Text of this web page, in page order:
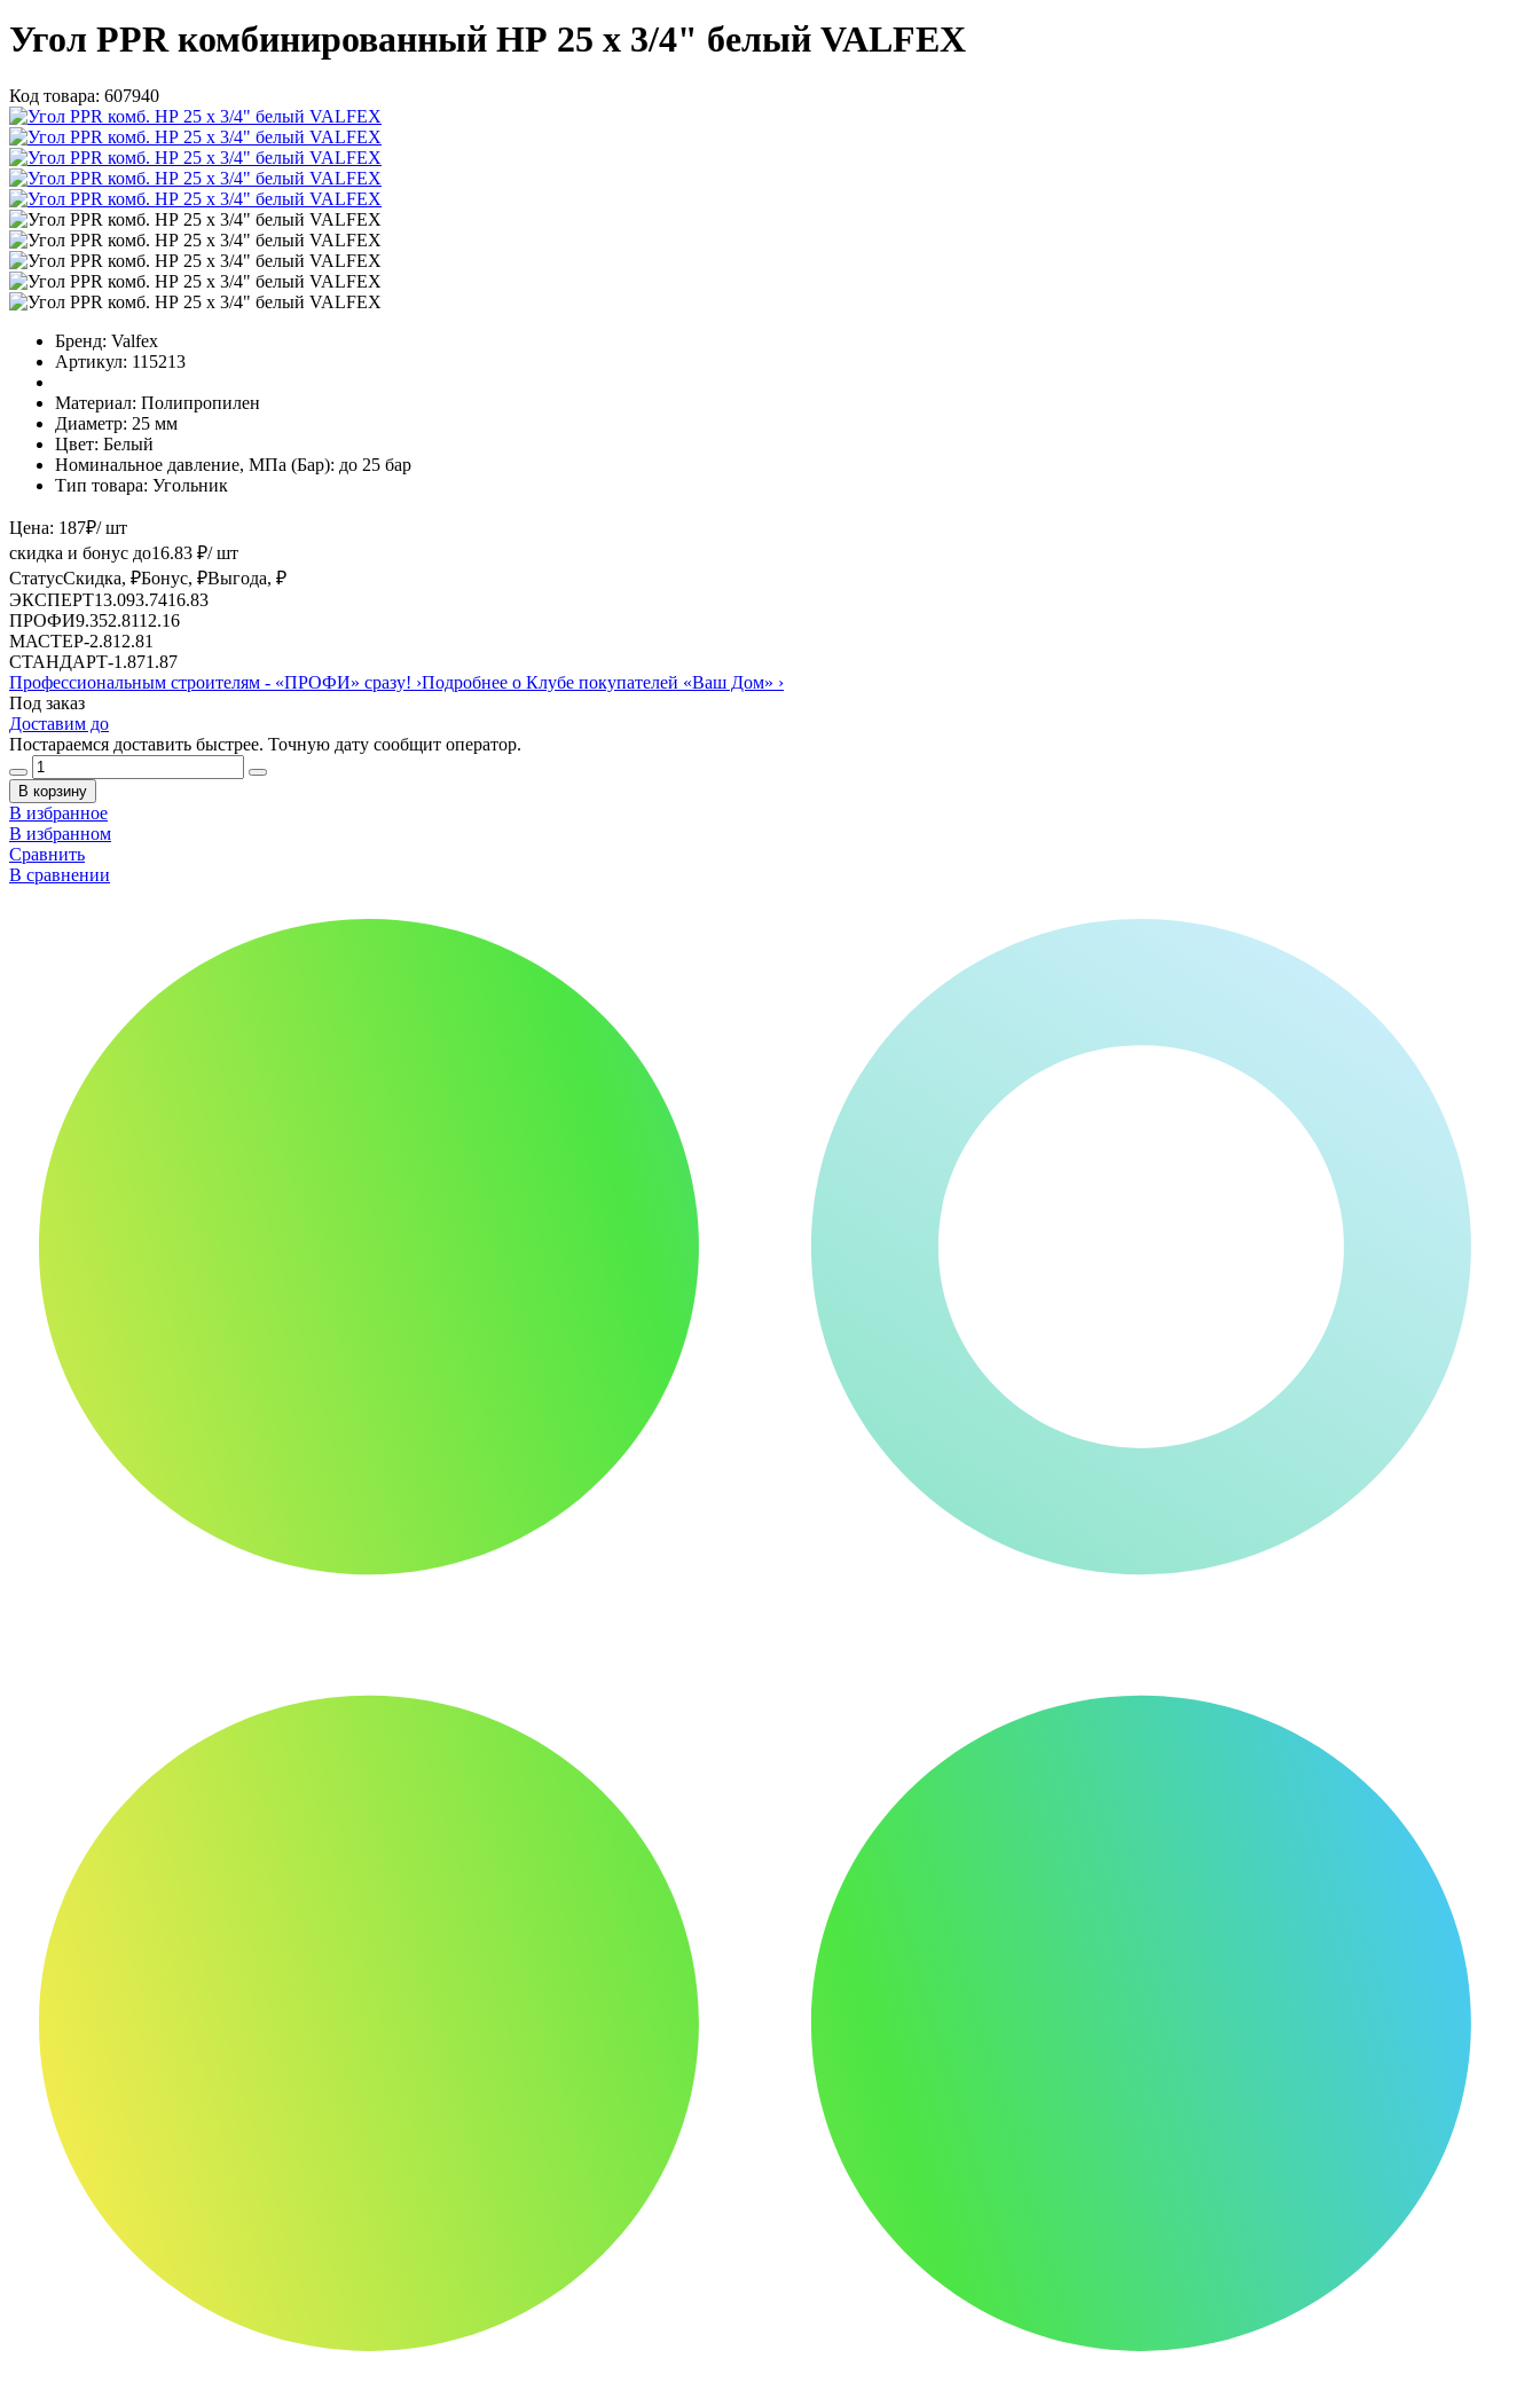
Угол PPR комбинированный НР 25 х 3/4" белый VALFEX
Код товара: 607940
Бренд: Valfex
Артикул: 115213
Материал: Полипропилен
Диаметр: 25 мм
Цвет: Белый
Номинальное давление, МПа (Бар): до 25 бар
Тип товара: Угольник
Цена: 187₽/ шт
скидка и бонус до16.83 ₽/ шт
СтатусСкидка, ₽Бонус, ₽Выгода, ₽
ЭКСПЕРТ13.093.7416.83
ПРОФИ9.352.8112.16
МАСТЕР-2.81 2.81
СТАНДАРТ-1.871.87
Профессиональным строителям - «ПРОФИ» сразу! ›Подробнее о Клубе покупателей «Ваш Дом» ›
Под заказ
Доставим до
Постараемся доставить быстрее. Точную дату сообщит оператор.
В корзину
В избранное
В избранном
Сравнить
В сравнении